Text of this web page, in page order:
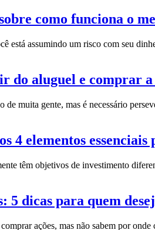
como funciona o
está assumindo um risco com seu
do aluguel e comprar
de muita gente, mas é necessário
4 elementos
têm objetivos de investimento
5 dicas para quem
ações, mas não sabem por